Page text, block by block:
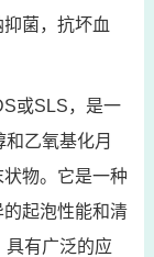
菌，抗坏血
或SLS，是一
乙氧基化月
物。它是一种
起泡性能和清
具有广泛的应